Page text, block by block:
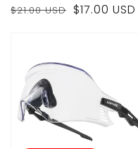
Precio
$21.00 USD
Precio
$17.00 USD